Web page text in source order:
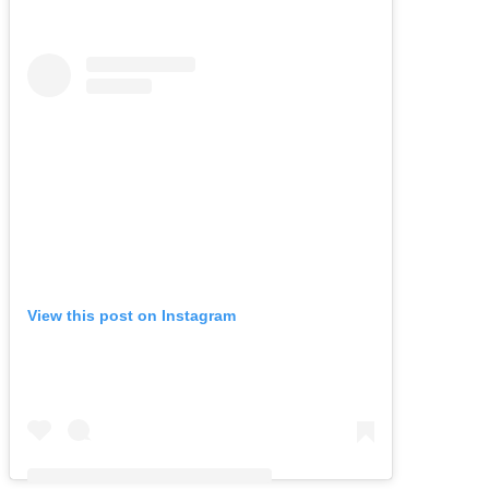
View this post on Instagram